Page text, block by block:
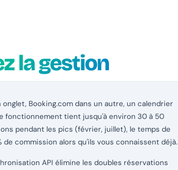
la gestion
Booking.com dans un autre, un calendrier
fonctionnement tient jusqu'à environ 30 à 50
pendant les pics (février, juillet), le temps de
commission alors qu'ils vous connaissent déjà.
API élimine les doubles réservations